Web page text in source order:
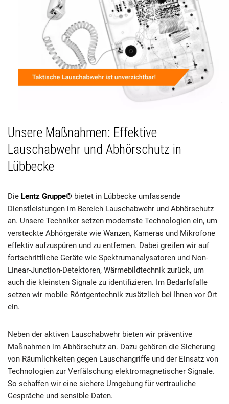
Unsere Maßnahmen: Effektive
Lauschabwehr und Abhörschutz in
Lübbecke
Die Lentz Gruppe® bietet in Lübbecke umfassende
Dienstleistungen im Bereich Lauschabwehr und Abhörschutz
an. Unsere Techniker setzen modernste Technologien ein, um
versteckte Abhörgeräte wie Wanzen, Kameras und Mikrofone
effektiv aufzuspüren und zu entfernen. Dabei greifen wir auf
fortschrittliche Geräte wie Spektrumanalysatoren und Non-
Linear-Junction-Detektoren, Wärmebildtechnik zurück, um
auch die kleinsten Signale zu identifizieren. Im Bedarfsfalle
setzen wir mobile Röntgentechnik zusätzlich bei Ihnen vor Ort
ein.
Neben der aktiven Lauschabwehr bieten wir präventive
Maßnahmen im Abhörschutz an. Dazu gehören die Sicherung
von Räumlichkeiten gegen Lauschangriffe und der Einsatz von
Technologien zur Verfälschung elektromagnetischer Signale.
So schaffen wir eine sichere Umgebung für vertrauliche
Gespräche und sensible Daten.